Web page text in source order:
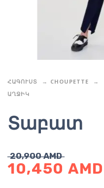
ՀԱԳՈՒՍՏ
CHOUPETTE
ԱՂՋԻԿ
Տաբատ
20,900AMD
10,450 AMD